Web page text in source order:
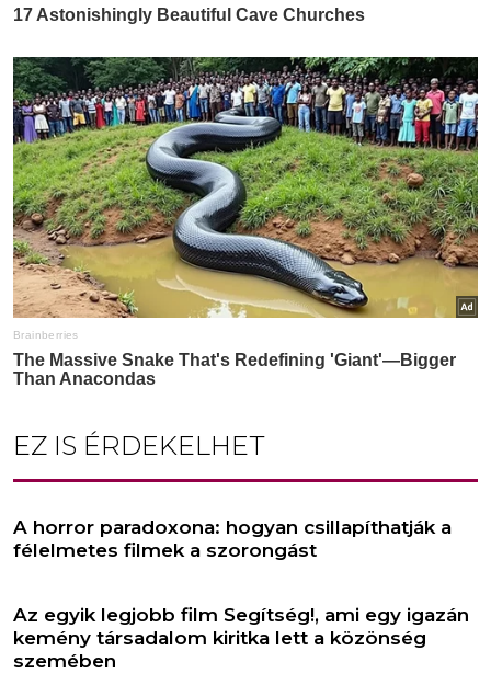
EZ IS ÉRDEKELHET
A horror paradoxona: hogyan csillapíthatják a
félelmetes filmek a szorongást
Az egyik legjobb film Segítség!, ami egy igazán
kemény társadalom kiritka lett a közönség
szemében